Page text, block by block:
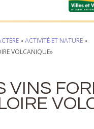
»ACTIVITÉ ET NATURE»
VOLCANIQUE»
VINS